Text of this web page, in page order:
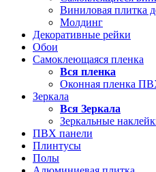
Виниловая плитка
Молдинг
Декоративные рейки
Обои
Самоклеющаяся пленка
Вся пленка
Оконная пленка
Зеркала
Вся Зеркала
Зеркальные
ПВХ панели
Плинтусы
Полы